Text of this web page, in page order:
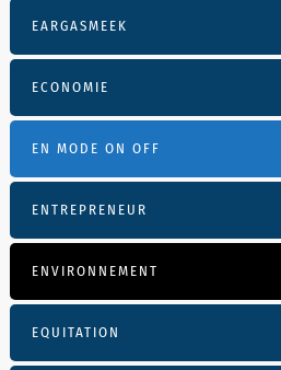
EARGASMEEK
ECONOMIE
EN MODE ON OFF
ENTREPRENEUR
ENVIRONNEMENT
EQUITATION